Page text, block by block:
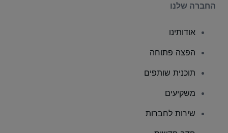
החברה שלנו
אודותינו
הפצה פתוחה
תוכנית שותפים
משקיעים
שירות לחברות